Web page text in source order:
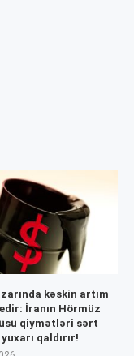
kəskin artım
İranın Hörmüz
qiymətləri sərt
qaldırır!